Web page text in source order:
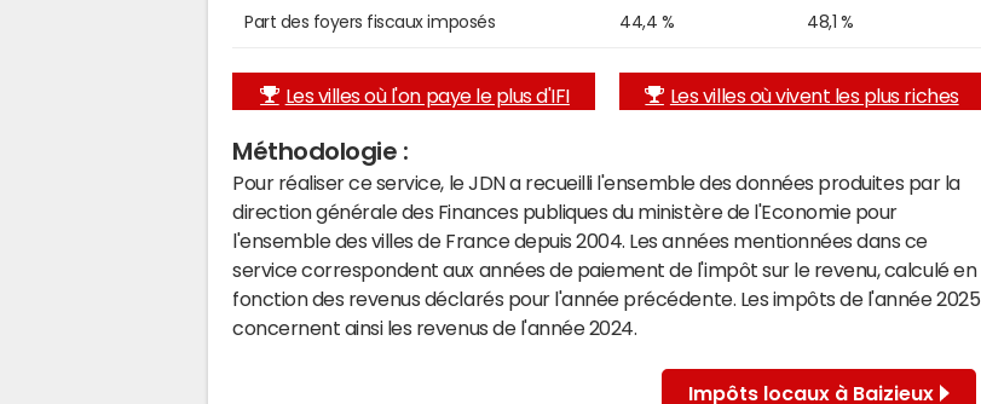
Part des foyers fiscaux imposés 44,4 % 48,1 %
Les villes où l'on paye le plus d'IFI Les villes où vivent les plus riches
Méthodologie :
Pour réaliser ce service, le JDN a recueilli l'ensemble des données produites par la
direction générale des Finances publiques du ministère de l'Economie pour
l'ensemble des villes de France depuis 2004. Les années mentionnées dans ce
service correspondent aux années de paiement de l'impôt sur le revenu, calculé en
fonction des revenus déclarés pour l'année précédente. Les impôts de l'année 2025
concernent ainsi les revenus de l'année 2024.
Impôts locaux à Baizieux